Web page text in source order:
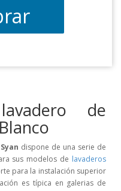
de
Syan dispone de una serie de
sus modelos de lavaderos
para la instalación superior
es típica en galerias de